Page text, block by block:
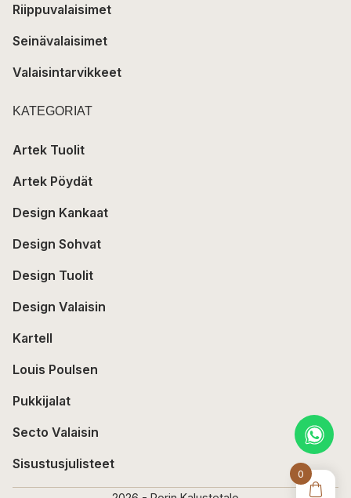
0
Riippuvalaisimet
Seinävalaisimet
Valaisintarvikkeet
KATEGORIAT
Artek Tuolit
Artek Pöydät
Design Kankaat
Design Sohvat
Design Tuolit
Design Valaisin
Kartell
Louis Poulsen
Pukkijalat
Secto Valaisin
Sisustusjulisteet